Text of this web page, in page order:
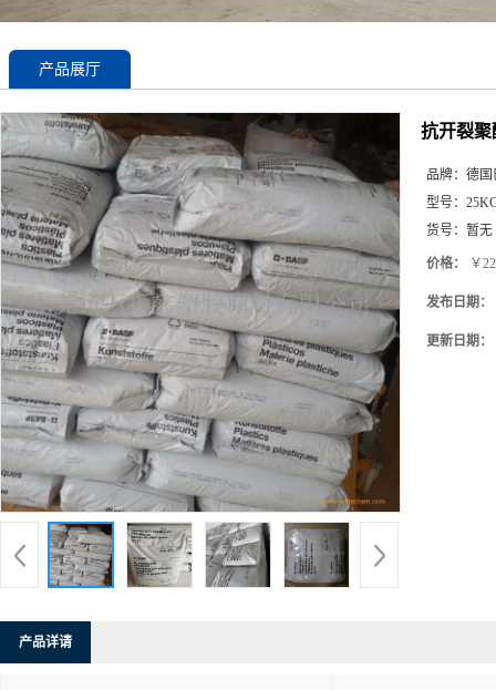
产品展厅
抗开裂聚
品牌： 德国
型号：
货号： 暂无
价格： ￥
发布日期：
更新日期：
产品详请